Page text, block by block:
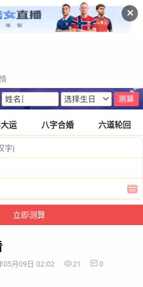
✕
运 八字合婚 六道轮回
05月09日 02:02 21 0